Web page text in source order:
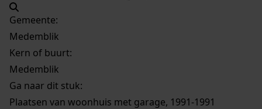
Gemeente:
Medemblik
Kern of buurt:
Medemblik
Ga naar dit stuk:
Plaatsen van woonhuis met garage, 1991-1991